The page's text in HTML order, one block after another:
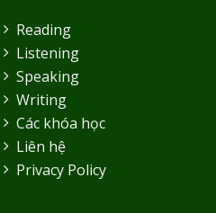
Reading
Listening
Speaking
Writing
Các khóa học
Liên hệ
Privacy Policy